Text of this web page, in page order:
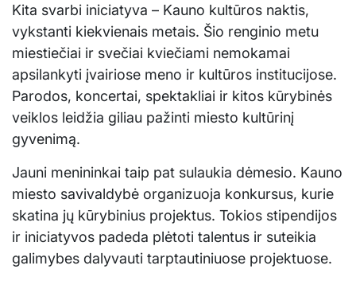
Kita svarbi iniciatyva – Kauno kultūros naktis,
vykstanti kiekvienais metais. Šio renginio metu
miestiečiai ir svečiai kviečiami nemokamai
apsilankyti įvairiose meno ir kultūros institucijose.
Parodos, koncertai, spektakliai ir kitos kūrybinės
veiklos leidžia giliau pažinti miesto kultūrinį
gyvenimą.
Jauni menininkai taip pat sulaukia dėmesio. Kauno
miesto savivaldybė organizuoja konkursus, kurie
skatina jų kūrybinius projektus. Tokios stipendijos
ir iniciatyvos padeda plėtoti talentus ir suteikia
galimybes dalyvauti tarptautiniuose projektuose.